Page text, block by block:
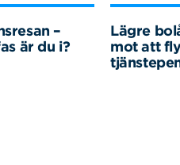
–
är du i?
Lägre
mot att